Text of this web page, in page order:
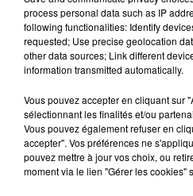
joueurs sont, en effet,
membres du club ont été
vendredi alors que le match
dimanche soir à Ernest-
l'incapacité de jouer", selon
Ligue Nationale de Rugby.
encore arrêtée.
Les autres matchs sont
process personal data such as IP
following functionalities: Identify
requested; Use precise geolocation
other data sources; Link different
information transmitted automatically.
Vous pouvez accepter en cliquant sur
sélectionnant les finalités et/ou
Vous pouvez également refuser en
accepter". Vos préférences ne
pouvez mettre à jour vos choix, ou
moment via le lien "Gérer les cookies"